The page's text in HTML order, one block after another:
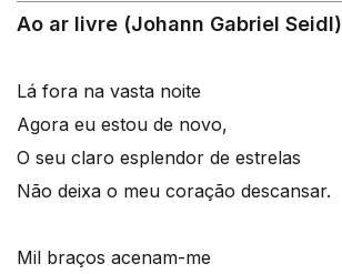
Ao ar livre (Johann Gabriel Seidl)
Lá fora na vasta noite
Agora eu estou de novo,
O seu claro esplendor de estrelas
Não deixa o meu coração descansar.
Mil braços acenam-me